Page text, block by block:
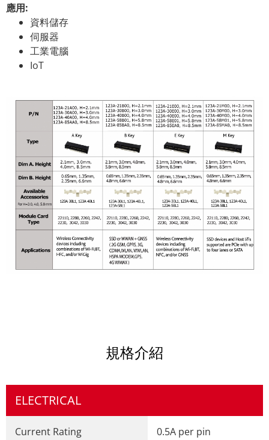
應用:
資料儲存
伺服器
工業電腦
IoT
規格介紹
ELECTRICAL
Current Rating 0.5A per pin